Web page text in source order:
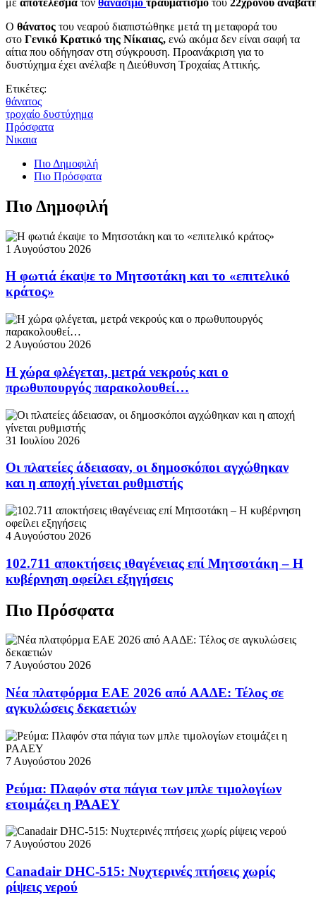
Ο θάνατος του νεαρού διαπιστώθηκε μετά τη μεταφορά του
στο Γενικό Κρατικό της Νίκαιας, ενώ ακόμα δεν είναι σαφή τα
αίτια που οδήγησαν στη σύγκρουση. Προανάκριση για το
δυστύχημα έχει ανέλαβε η Διεύθυνση Τροχαίας Αττικής.
Ετικέτες:
θάνατος
τροχαίο δυστύχημα
Πρόσφατα
Νικαια
Πιο Δημοφιλή
Πιο Πρόσφατα
Πιο Δημοφιλή
1 Αυγούστου 2026
Η φωτιά έκαψε το Μητσοτάκη και το «επιτελικό
κράτος»
2 Αυγούστου 2026
Η χώρα φλέγεται, μετρά νεκρούς και ο
πρωθυπουργός παρακολουθεί…
31 Ιουλίου 2026
Οι πλατείες άδειασαν, οι δημοσκόποι αγχώθηκαν
και η αποχή γίνεται ρυθμιστής
4 Αυγούστου 2026
102.711 αποκτήσεις ιθαγένειας επί Μητσοτάκη – Η
κυβέρνηση οφείλει εξηγήσεις
Πιο Πρόσφατα
7 Αυγούστου 2026
Νέα πλατφόρμα ΕΑΕ 2026 από ΑΑΔΕ: Τέλος σε
αγκυλώσεις δεκαετιών
7 Αυγούστου 2026
Ρεύμα: Πλαφόν στα πάγια των μπλε τιμολογίων
ετοιμάζει η ΡΑΑΕΥ
7 Αυγούστου 2026
Canadair DHC-515: Νυχτερινές πτήσεις χωρίς
ρίψεις νερού